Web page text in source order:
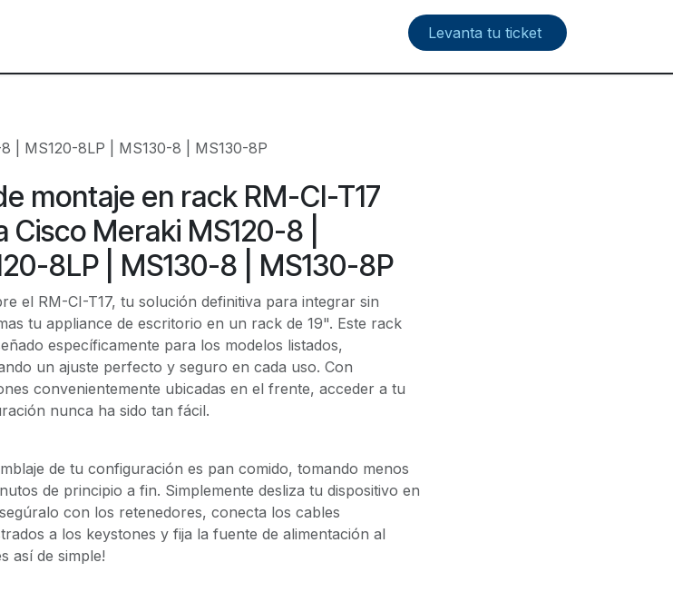
Levanta tu ticket
| MS120-8LP | MS130-8 | MS130-8P
montaje en rack RM-CI-T17
Cisco Meraki MS120-8 |
8LP | MS130-8 | MS130-8P
el RM-CI-T17, tu solución definitiva para integrar sin
tu appliance de escritorio en un rack de 19". Este rack
específicamente para los modelos listados,
un ajuste perfecto y seguro en cada uso. Con
convenientemente ubicadas en el frente, acceder a tu
nunca ha sido tan fácil.
de tu configuración es pan comido, tomando menos
de principio a fin. Simplemente desliza tu dispositivo en
con los retenedores, conecta los cables
a los keystones y fija la fuente de alimentación al
así de simple!